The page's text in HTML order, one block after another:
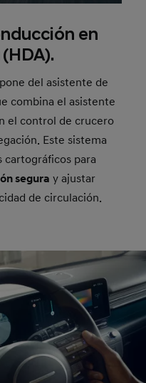
en
del asistente de
combina el asistente
el control de crucero
Este sistema
cartográficos para
segura y ajustar
de circulación.